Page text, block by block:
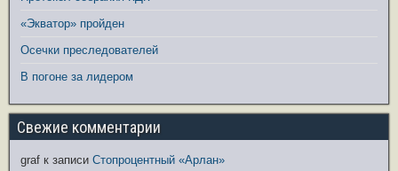
«Экватор» пройден
Осечки преследователей
В погоне за лидером
Свежие комментарии
graf к записи Стопроцентный «Арлан»